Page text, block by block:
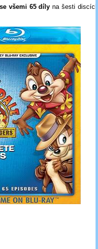
všemi 65 díly na šesti